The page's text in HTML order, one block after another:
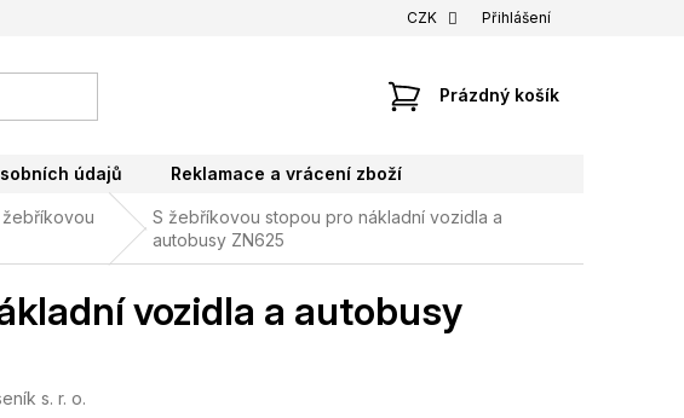
CZK Přihlášení
NÁKUPNÍ
Prázdný košík
údajů Reklamace a vrácení zboží
S žebříkovou stopou pro nákladní vozidla a
autobusy ZN625
vozidla a autobusy
s. r. o.